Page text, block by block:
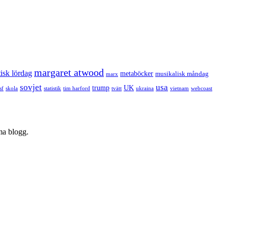
lördag margaret atwood marx metaböcker musikalisk måndag
sf skola sovjet statistik tim harford trump tvätt UK ukraina usa vietnam webcoast
blogg.